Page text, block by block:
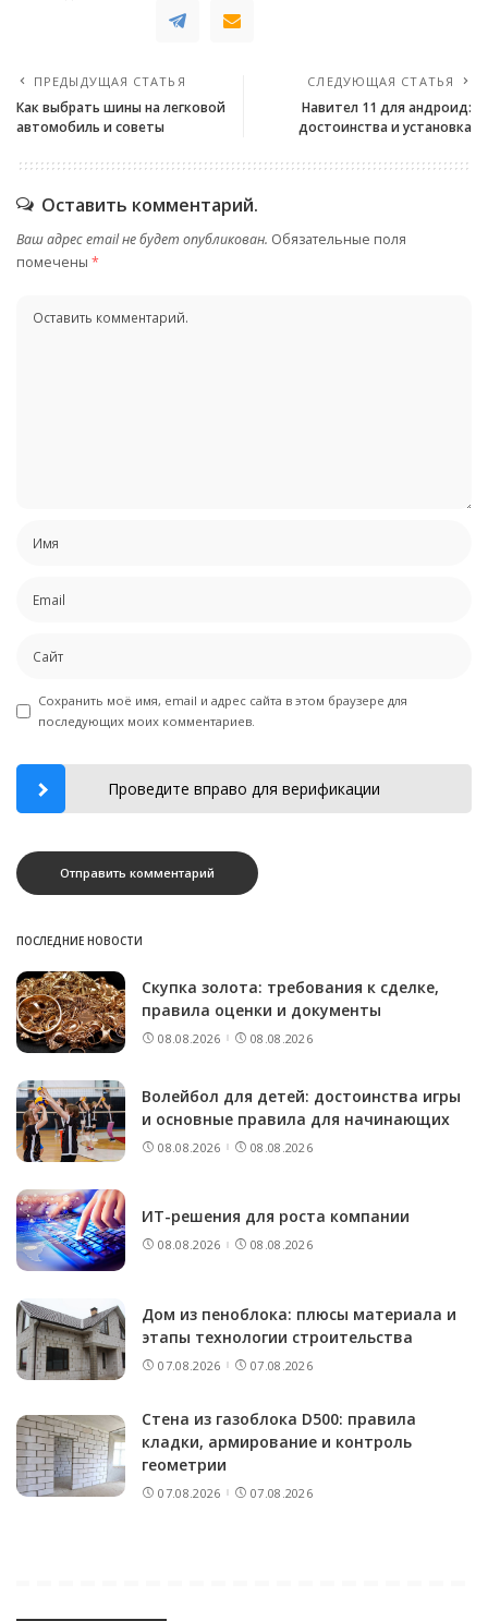
ПРЕДЫДУЩАЯ СТАТЬЯ
Как выбрать шины на легковой
автомобиль и советы
СЛЕДУЮЩАЯ СТАТЬЯ
Навител 11 для андроид:
достоинства и установка
Оставить комментарий.
Ваш адрес email не будет опубликован. Обязательные поля
помечены *
Сохранить моё имя, email и адрес сайта в этом браузере для
последующих моих комментариев.
Проведите вправо для верификации
ПОСЛЕДНИЕ НОВОСТИ
Скупка золота: требования к сделке,
правила оценки и документы
08.08.2026 08.08.2026
Волейбол для детей: достоинства игры
и основные правила для начинающих
08.08.2026 08.08.2026
ИТ-решения для роста компании
08.08.2026 08.08.2026
Дом из пеноблока: плюсы материала и
этапы технологии строительства
07.08.2026 07.08.2026
Стена из газоблока D500: правила
кладки, армирование и контроль
геометрии
07.08.2026 07.08.2026